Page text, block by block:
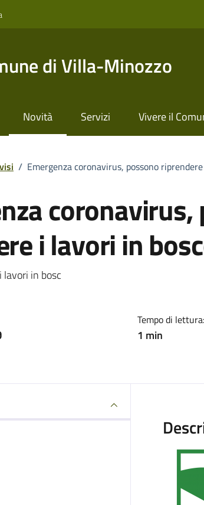
di Villa-Minozzo
Novità Servizi Vivere il
/ Emergenza coronavirus, possono
coronavirus,
i lavori in
notizia
lavori in bosc
Tempo di lettura:
1 min